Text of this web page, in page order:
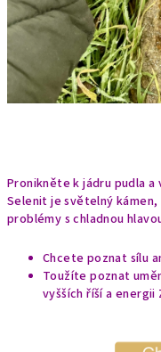
Pronikněte k jádru pudla
Selenit je světelný
problémy s chladnou
Chcete poznat sílu
Toužíte poznat
vyšších říší a energii